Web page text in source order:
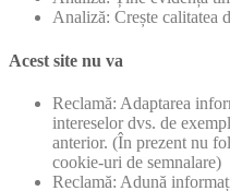
Analiză: Crește calitatea
Acest site nu va
Reclamă: Adaptarea
intereselor dvs. de
anterior. (În prezent nu
cookie-uri de semnalare)
Reclamă: Adună